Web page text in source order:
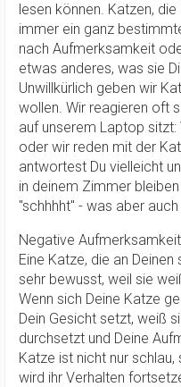
lesen können. Katzen,
immer ein ganz
nach Aufmerksamkeit
etwas anderes, was sie
Unwillkürlich geben wir
wollen. Wir reagieren oft
auf unserem Laptop
oder wir reden mit der
antwortest Du vielleicht
in deinem Zimmer
"schhhht" - was aber
Negative
Eine Katze, die an
sehr bewusst, weil sie
Wenn sich Deine Katze
Dein Gesicht setzt, weiß
durchsetzt und Deine
Katze ist nicht nur
wird ihr Verhalten